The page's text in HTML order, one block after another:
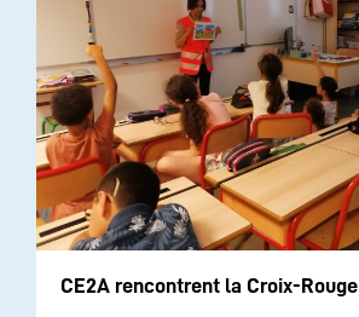
CE2A rencontrent la Croix-Rouge